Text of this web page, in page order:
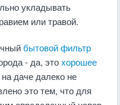
укладывать
или травой.
бытовой фильтр
- да, этохорошее
даче далеко не
это тем, что для